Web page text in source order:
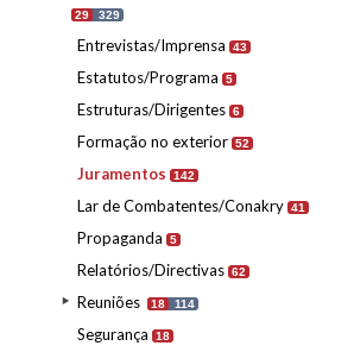
29 329
Entrevistas/Imprensa 43
Estatutos/Programa 5
Estruturas/Dirigentes 6
Formação no exterior 52
Juramentos 142
Lar de Combatentes/Conakry 41
Propaganda 5
Relatórios/Directivas 62
Reuniões 18 114
Segurança 18